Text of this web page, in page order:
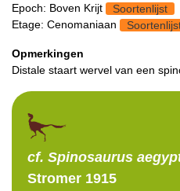
Epoch: Boven Krijt
Soortenlijst
Etage: Cenomaniaan
Opmerkingen
Distale staart wervel van een
cf. Spinosaurus
Stromer 1915